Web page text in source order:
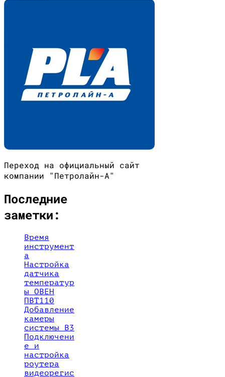
Переход на официальный сайт
компании "Петролайн-А"
Последние
заметки:
Время
инструмент
а
Настройка
датчика
температур
ы ОВЕН
ПВТ110
Добавление
камеры
системы В3
Подключени
е и
настройка
роутера
видеорегис